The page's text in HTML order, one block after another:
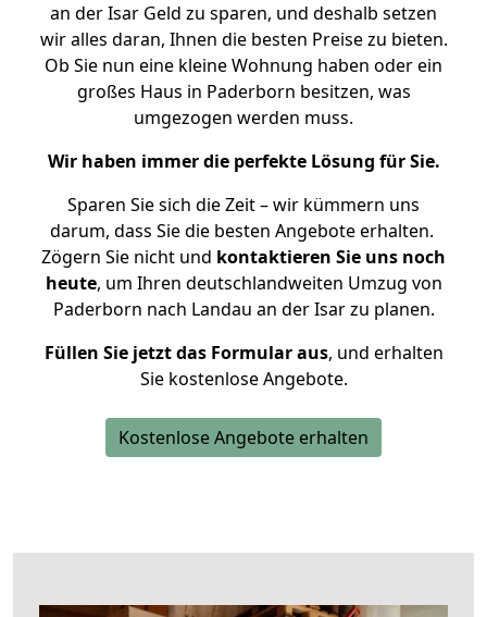
an der Isar Geld zu sparen, und deshalb setzen
wir alles daran, Ihnen die besten Preise zu bieten.
Ob Sie nun eine kleine Wohnung haben oder ein
großes Haus in Paderborn besitzen, was
umgezogen werden muss.
Wir haben immer die perfekte Lösung für Sie.
Sparen Sie sich die Zeit – wir kümmern uns
darum, dass Sie die besten Angebote erhalten.
Zögern Sie nicht und kontaktieren Sie uns noch
heute, um Ihren deutschlandweiten Umzug von
Paderborn nach Landau an der Isar zu planen.
Füllen Sie jetzt das Formular aus, und erhalten
Sie kostenlose Angebote.
Kostenlose Angebote erhalten